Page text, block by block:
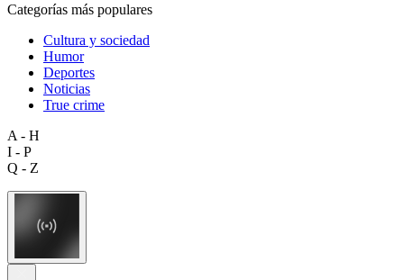
Categorías más populares
Cultura y sociedad
Humor
Deportes
Noticias
True crime
A - H
I - P
Q - Z